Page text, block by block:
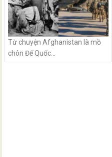
Từ chuyện Afghanistan là mồ
chôn Đế Quốc…